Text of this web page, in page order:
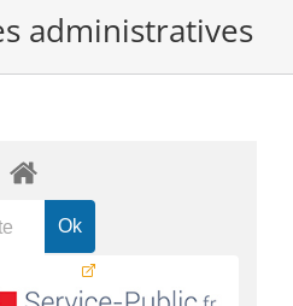
administratives